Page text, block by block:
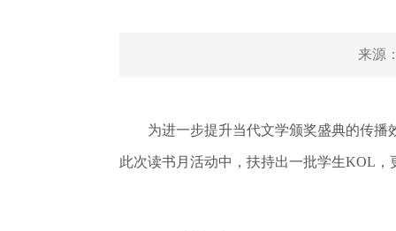
来源
为进一步提升当代文学颁奖盛典的传播效
此次读书月活动中，扶持出一批学生KOL